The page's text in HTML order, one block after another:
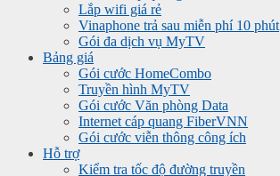
Lắp wifi giá rẻ
Vinaphone trả sau miễn phí 10 phút
Gói đa dịch vụ MyTV
Bảng giá
Gói cước HomeCombo
Truyền hình MyTV
Gói cước Văn phòng Data
Internet cáp quang FiberVNN
Gói cước viễn thông công ích
Hỗ trợ
Kiểm tra tốc độ đường truyền